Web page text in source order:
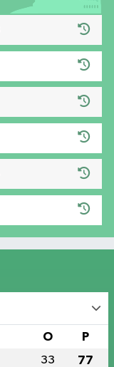
O P
33 77